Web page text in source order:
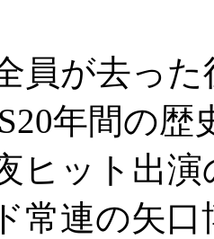
員が去っ
年間の歴
ヒット出
常連の矢口